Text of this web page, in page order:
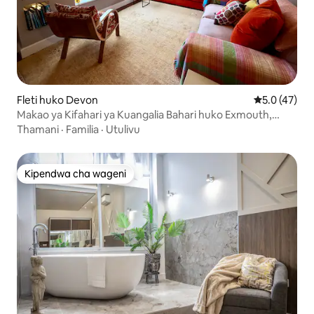
Fleti huko Devon Ukadiriaji
5.0 (47)
Makao ya Kifahari ya Kuangalia Bahari huko Exmouth,
Devon
Thamani · Familia · Utulivu
Kipendwa cha wageni
Kipendwa cha wageni